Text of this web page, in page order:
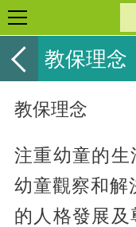
教保理念
教保理念
注重幼童的生
幼童觀察和解
的人格發展